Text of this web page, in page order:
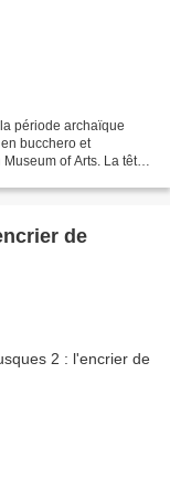
période archaïque
bucchero et
of Arts. La tête
de